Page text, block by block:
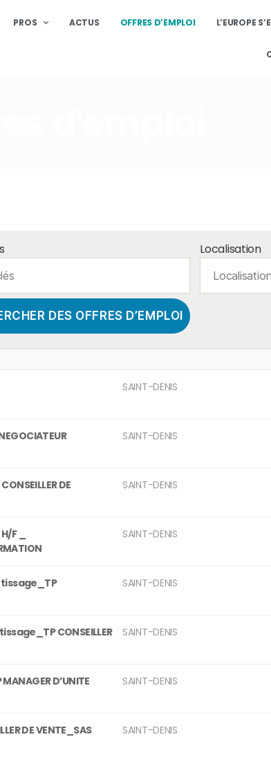
PROS ACTUS OFFRES D’EMPLOI L’EUROPE
Localisation
SAINT-DENIS
SAINT-DENIS
DE
SAINT-DENIS
F _
SAINT-DENIS
SAINT-DENIS
CONSEILLER
SAINT-DENIS
D’UNITE
SAINT-DENIS
DE VENTE_SAS
SAINT-DENIS